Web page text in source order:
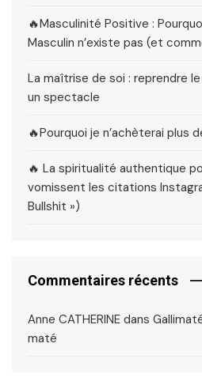
🔥Masculinité Positive :
Masculin n’existe pas (et
La maîtrise de soi : reprendre
un spectacle
🔥Pourquoi je n’achèterai plus
🔥 La spiritualité authentique
vomissent les citations
Bullshit »)
Commentaires récents
Anne CATHERINE dans
maté